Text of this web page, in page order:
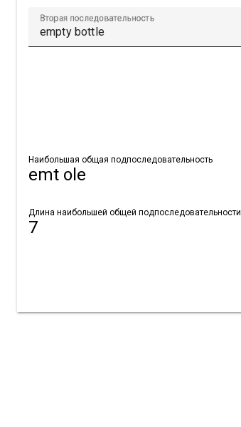
Вторая последовательность
Наибольшая общая подпоследовательность
emt ole
Длина наибольшей общей подпоследовательности
7